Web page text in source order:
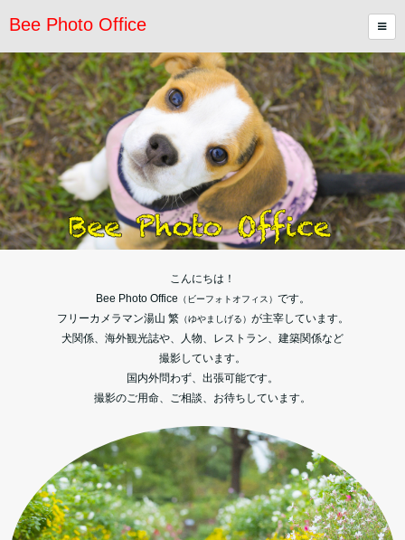
Bee Photo Office
こんにちは！
Bee Photo Office （ビーフォトオフィス） です。
フリーカメラマン湯山 繁（ゆやましげる） が主宰しています。
犬関係、海外観光誌や、人物、レストラン、建築関係など
撮影しています。
国内外問わず、出張可能です。
撮影のご用命、ご相談、お待ちしています。